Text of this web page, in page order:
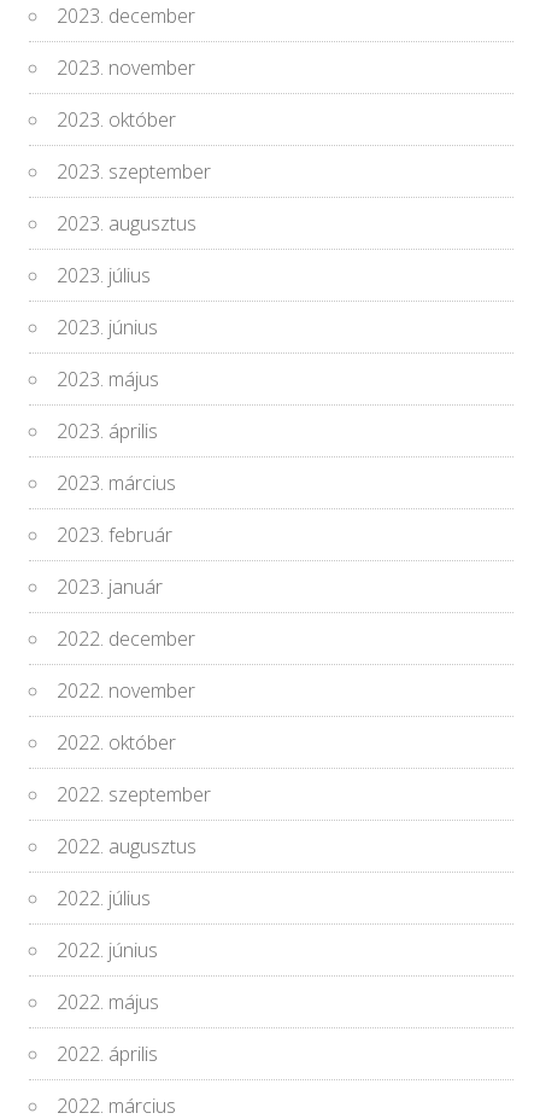
2023. december
2023. november
2023. október
2023. szeptember
2023. augusztus
2023. július
2023. június
2023. május
2023. április
2023. március
2023. február
2023. január
2022. december
2022. november
2022. október
2022. szeptember
2022. augusztus
2022. július
2022. június
2022. május
2022. április
2022. március